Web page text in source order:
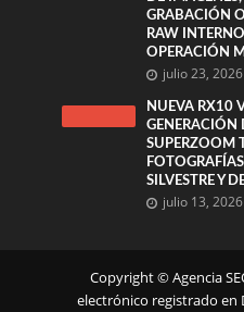
GRABACIÓN
RAW
OPERACIÓN
julio 23, 2026
NUEVA RX10
GENERACIÓN
SUPERZOOM
SILVESTRE Y
julio 13, 2026
Copyright ©Agencia
electrónico registrado en